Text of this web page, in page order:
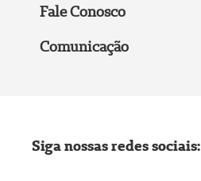
Fale Conosco
Comunicação
Siga nossas redes sociais: